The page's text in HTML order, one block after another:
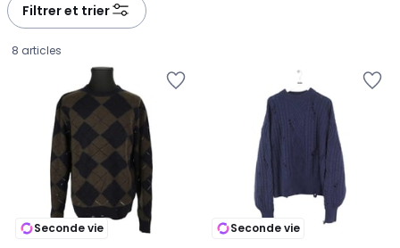
Filtrer et trier
8 articles
Seconde vie Seconde vie